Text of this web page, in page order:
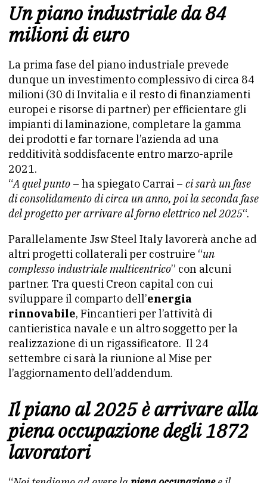
Un piano industriale da 84
milioni di euro
La prima fase del piano industriale prevede
dunque un investimento complessivo di circa 84
milioni (30 di Invitalia e il resto di finanziamenti
europei e risorse di partner) per efficientare gli
impianti di laminazione, completare la gamma
dei prodotti e far tornare l’azienda ad una
redditività soddisfacente entro marzo-aprile
2021.
“A quel punto – ha spiegato Carrai – ci sarà un fase
di consolidamento di circa un anno, poi la seconda fase
del progetto per arrivare al forno elettrico nel 2025“.
Parallelamente Jsw Steel Italy lavorerà anche ad
altri progetti collaterali per costruire “un
complesso industriale multicentrico” con alcuni
partner. Tra questi Creon capital con cui
sviluppare il comparto dell’energia
rinnovabile, Fincantieri per l’attività di
cantieristica navale e un altro soggetto per la
realizzazione di un rigassificatore. Il 24
settembre ci sarà la riunione al Mise per
l’aggiornamento dell’addendum.
Il piano al 2025 è arrivare alla
piena occupazione degli 1872
lavoratori